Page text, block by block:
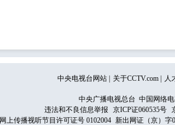
中央电视台网站 关于CCTV.com 人
中央广播电视总台 中国网络
违法和不良信息举报
京ICP证060535号
网上传播视听节目许可证号 0102004 新出网证（京）